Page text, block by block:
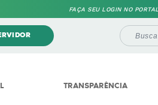
FAÇA SEU LOGIN NO PORTAL
TRANSPARÊNCIA